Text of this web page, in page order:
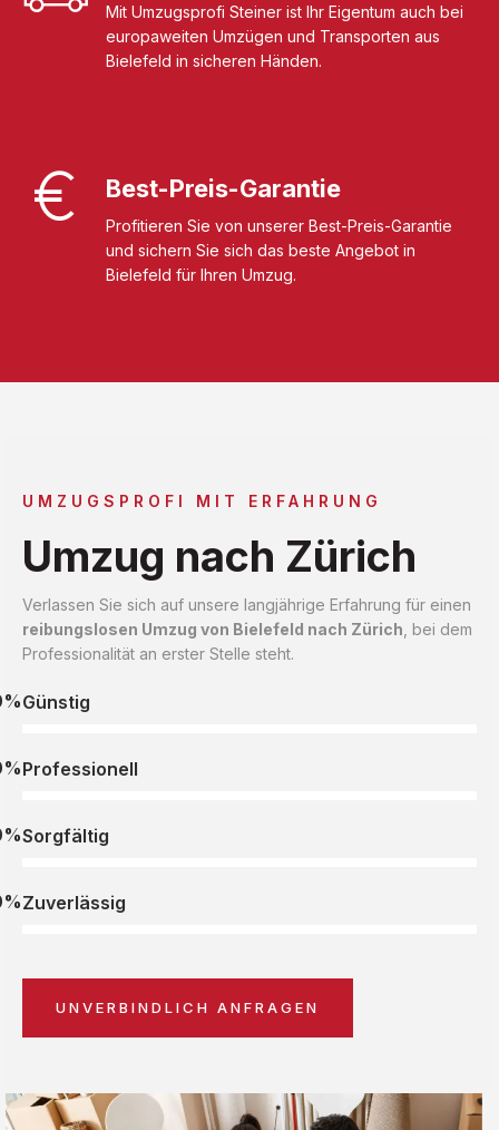
Mit Umzugsprofi Steiner ist Ihr Eigentum auch bei
europaweiten Umzügen und Transporten aus
Bielefeld in sicheren Händen.
Best-Preis-Garantie
Profitieren Sie von unserer Best-Preis-Garantie
und sichern Sie sich das beste Angebot in
Bielefeld für Ihren Umzug.
UMZUGSPROFI MIT ERFAHRUNG
Umzug nach Zürich
Verlassen Sie sich auf unsere langjährige Erfahrung für einen
reibungslosen Umzug von Bielefeld nach Zürich , bei dem
Professionalität an erster Stelle steht.
Günstig
Professionell
Sorgfältig
Zuverlässig
UNVERBINDLICH ANFRAGEN